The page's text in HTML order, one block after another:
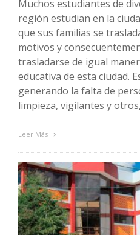
Muchos estudiantes de
región estudian en la
que sus familias se
motivos y
trasladarse de igual
educativa de esta ciudad.
generando la falta de
limpieza, vigilantes y
Leer Más